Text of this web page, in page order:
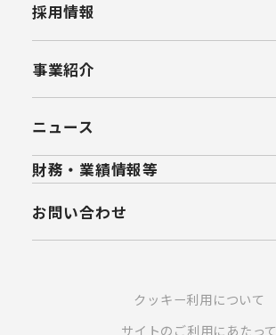
採用情報
事業紹介
ニュース
財務・業績情報等
お問い合わせ
クッキー利用について
サイトのご利用にあたって